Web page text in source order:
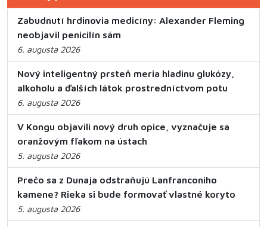
Zabudnutí hrdinovia medicíny: Alexander Fleming
neobjavil penicilín sám
6. augusta 2026
Nový inteligentný prsteň meria hladinu glukózy,
alkoholu a ďalších látok prostredníctvom potu
6. augusta 2026
V Kongu objavili nový druh opice, vyznačuje sa
oranžovým fľakom na ústach
5. augusta 2026
Prečo sa z Dunaja odstraňujú Lanfranconiho
kamene? Rieka si bude formovať vlastné koryto
5. augusta 2026